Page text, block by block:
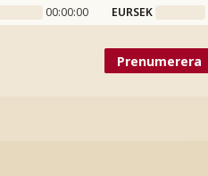
00:00:00 EURSEK
Prenumerera